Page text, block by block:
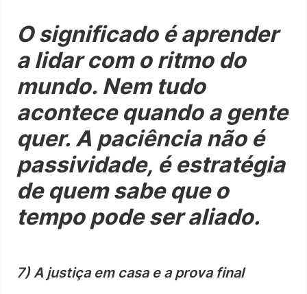
O significado é aprender
a lidar com o ritmo do
mundo. Nem tudo
acontece quando a gente
quer. A paciência não é
passividade, é estratégia
de quem sabe que o
tempo pode ser aliado.
7) A justiça em casa e a prova final